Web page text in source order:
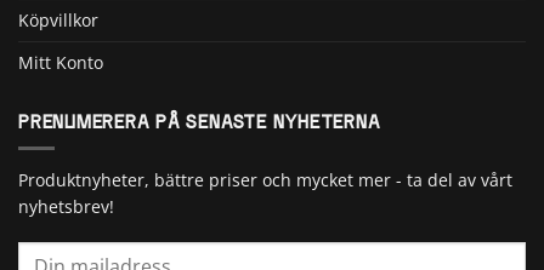
Köpvillkor
Mitt Konto
PRENUMERERA PÅ SENASTE NYHETERNA
Produktnyheter, bättre priser och mycket mer - ta del av vårt
nyhetsbrev!